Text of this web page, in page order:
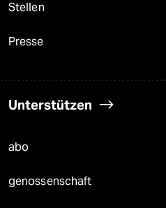
Stellen
Presse
Unterstützen
abo
genossenschaft